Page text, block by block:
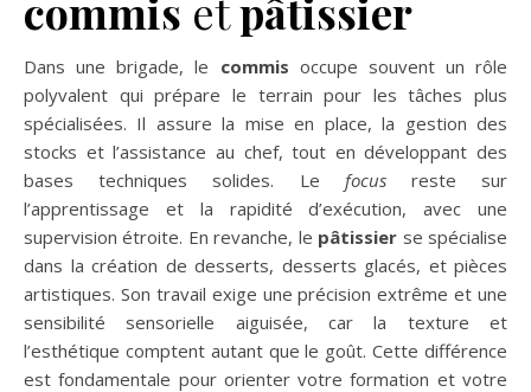
commis etpâtissier
Dans une brigade, le commis occupe souvent un rôle
polyvalent qui prépare le terrain pour les tâches plus
spécialisées. Il assure la mise en place, la gestion des
stocks et l’assistance au chef, tout en développant des
bases techniques solides. Le focusreste sur
l’apprentissage et la rapidité d’exécution, avec une
supervision étroite. En revanche, le pâtissier se spécialise
dans la création de desserts, desserts glacés, et pièces
artistiques. Son travail exige une précision extrême et une
sensibilité sensorielle aiguisée, car la texture et
l’esthétique comptent autant que le goût. Cette différence
est fondamentale pour orienter votre formation et votre